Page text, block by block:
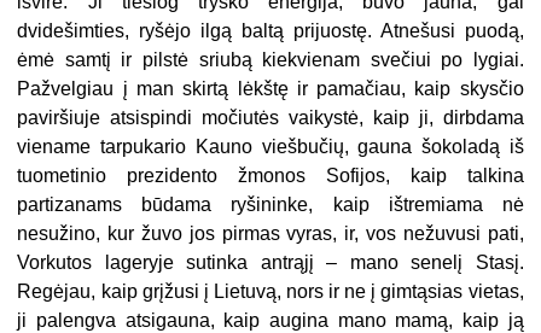
dvidešimties, ryšėjo ilgą baltą prijuostę. Atnešusi puodą,
ėmė samtį ir pilstė sriubą kiekvienam svečiui po lygiai.
Pažvelgiau į man skirtą lėkštę ir pamačiau, kaip skysčio
paviršiuje atsispindi močiutės vaikystė, kaip ji, dirbdama
viename tarpukario Kauno viešbučių, gauna šokoladą iš
tuometinio prezidento žmonos Sofijos, kaip talkina
partizanams būdama ryšininke, kaip ištremiama nė
nesužino, kur žuvo jos pirmas vyras, ir, vos nežuvusi pati,
Vorkutos lageryje sutinka antrąjį – mano senelį Stasį.
Regėjau, kaip grįžusi į Lietuvą, nors ir ne į gimtąsias vietas,
ji palengva atsigauna, kaip augina mano mamą, kaip ją